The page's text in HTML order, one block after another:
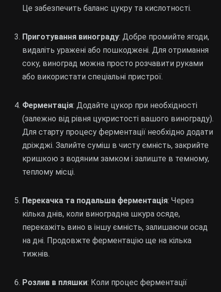
Це забезпечить баланс цукру та кислотності.
Приготування винограду: Добре промийте ягоди,
видаліть уражені або пошкоджені. Для отримання
соку, виноград можна просто розчавити руками
або використати спеціальні пристрої.
Ферментація: Додайте цукор при необхідності
(залежно від рівня цукристості вашого винограду).
Для старту процесу ферментації необхідно додати
дріжджі. Залийте суміш в чисту ємність, закрийте
кришкою з водяним замком і залиште в темному,
теплому місці.
Перекачка та подальша ферментація: Через
кілька днів, коли виноградна шкура осяде,
перекажіть вино в іншу ємність, залишаючи осад
на дні. Продовжте ферментацію ще на кілька
тижнів.
Розлив в пляшки: Коли процес ферментації